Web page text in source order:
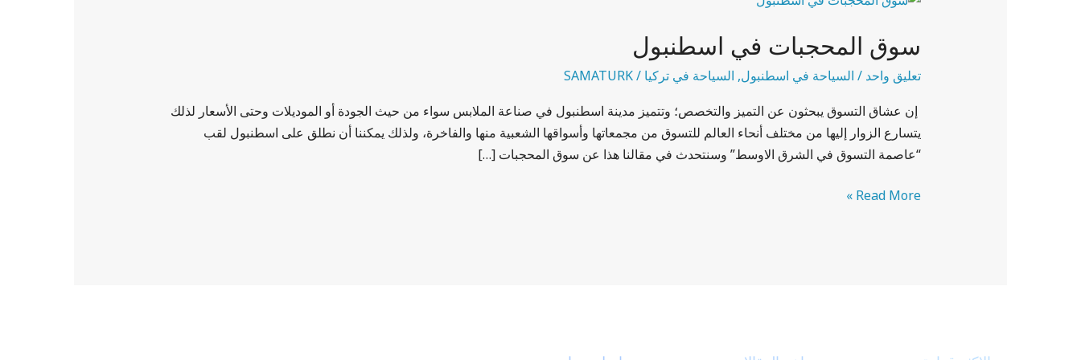
سوق المحجبات في اسطنبول
تعليق واحد / السياحة في اسطنبول, السياحة في تركيا /
SAMATURK
إن عشاق التسوق يبحثون عن التميز والتخصص؛ وتتميز مدينة اسطنبول في صناعة الملابس سواء من حيث الجودة أو الموديلات وحتى الأسعار لذلك
يتسارع الزوار إليها من مختلف أنحاء العالم للتسوق من مجمعاتها وأسواقها الشعبية منها والفاخرة، ولذلك يمكننا أن نطلق على اسطنبول لقب
“عاصمة التسوق في الشرق الاوسط” وسنتحدث في مقالنا هذا عن سوق المحجبات […]
في
اسطنبول
Read More »